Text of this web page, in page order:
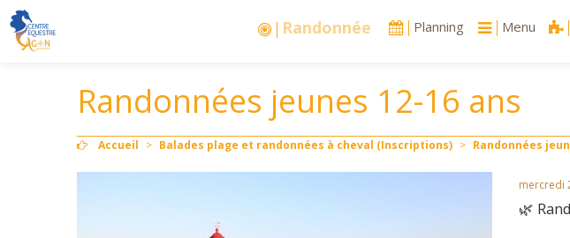
Stages vacances Planning Menu
Randonnées jeunes 12-16 ans
Accueil > Balades plage et randonnées à cheval (Inscriptions) > Randonnées
mercredi
🌿